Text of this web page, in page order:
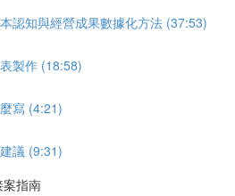
認知與經營成果數據化方法 (37:53)
製作 (18:58)
寫 (4:21)
議 (9:31)
指南